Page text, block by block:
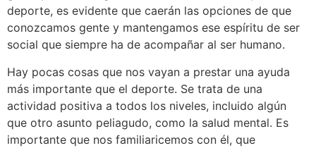
deporte, es evidente que caerán las opciones de que
conozcamos gente y mantengamos ese espíritu de ser
social que siempre ha de acompañar al ser humano.
Hay pocas cosas que nos vayan a prestar una ayuda
más importante que el deporte. Se trata de una
actividad positiva a todos los niveles, incluido algún
que otro asunto peliagudo, como la salud mental. Es
importante que nos familiaricemos con él, que